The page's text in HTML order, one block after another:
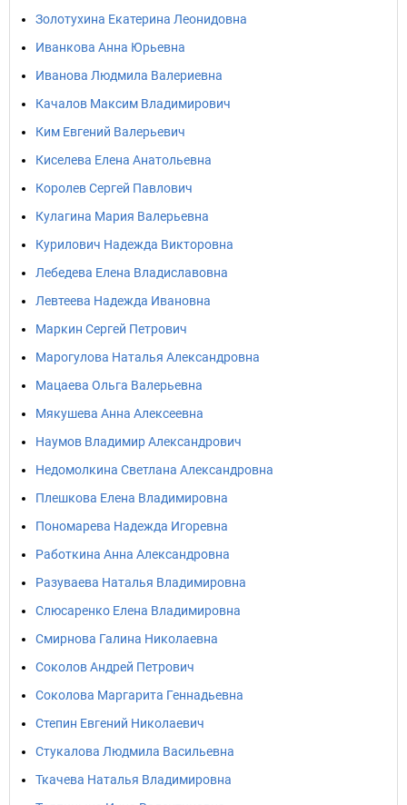
Золотухина Екатерина Леонидовна
Иванкова Анна Юрьевна
Иванова Людмила Валериевна
Качалов Максим Владимирович
Ким Евгений Валерьевич
Киселева Елена Анатольевна
Королев Сергей Павлович
Кулагина Мария Валерьевна
Курилович Надежда Викторовна
Лебедева Елена Владиславовна
Левтеева Надежда Ивановна
Маркин Сергей Петрович
Марогулова Наталья Александровна
Мацаева Ольга Валерьевна
Мякушева Анна Алексеевна
Наумов Владимир Александрович
Недомолкина Светлана Александровна
Плешкова Елена Владимировна
Пономарева Надежда Игоревна
Работкина Анна Александровна
Разуваева Наталья Владимировна
Слюсаренко Елена Владимировна
Смирнова Галина Николаевна
Соколов Андрей Петрович
Соколова Маргарита Геннадьевна
Степин Евгений Николаевич
Стукалова Людмила Васильевна
Ткачева Наталья Владимировна